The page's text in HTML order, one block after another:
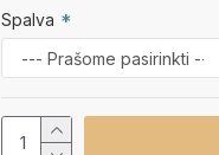
Spalva